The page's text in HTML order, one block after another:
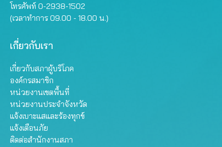
โทรศัพท์ 0-2938-1502
(เวลาทำการ 09.00 - 18.00 น.)
เกี่ยวกับเรา
เกี่ยวกับสภาผู้บริโภค
องค์กรสมาชิก
หน่วยงานเขตพื้นที่
หน่วยงานประจำจังหวัด
แจ้งเบาะแสและร้องทุกข์
แจ้งเตือนภัย
ติดต่อสำนักงานสภา